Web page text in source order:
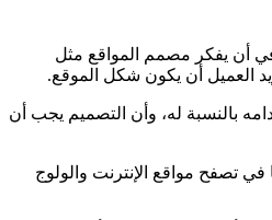
أن يفكر مصمم المواقع مثل
العميل أن يكون شكل الموقع.
بالنسبة له، وأن التصميم يجب أن
في تصفح مواقع الإنترنت والولوج